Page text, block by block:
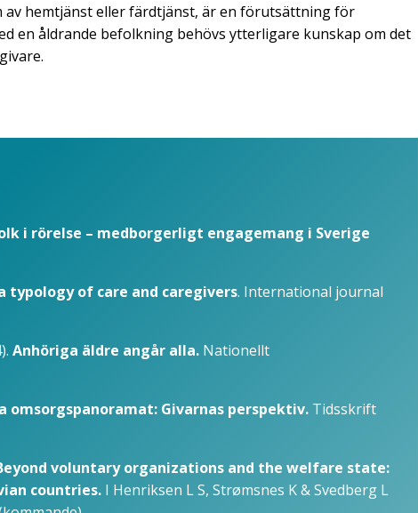
av hemtjänst eller färdtjänst, är en förutsättning för
en åldrande befolkning behövs ytterligare kunskap om det
i rörelse – medborgerligt engagemang i Sverige
typology of care and caregivers. International journal
Anhöriga äldre angår alla. Nationellt
omsorgspanoramat: Givarnas perspektiv. Tidsskrift
voluntary organizations and the welfare state:
countries. I Henriksen L S, Strømsnes K & Svedberg L